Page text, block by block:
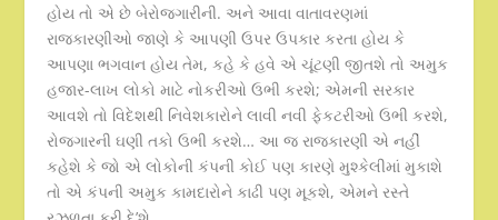
હોય તો એ છે બેરોજગારીની. અને આવા વાતાવરણમાં
રાજકારણીઓ જાણે કે આપણી ઉપર ઉપકાર કરતા હોય કે
આપણા ભગવાન હોય તેમ, કહે કે હવે એ ચૂંટણી જીતશે તો અમુક
હજાર-લાખ લોકો માટે નોકરીઓ ઉભી કરશે; એમની સરકાર
આવશે તો વિદેશથી નિવેશકારોને લાવી નવી ફેકટરીઓ ઉભી કરશે,
રોજગારની ઘણી તકો ઉભી કરશે… આ જ રાજકારણી એ નહીં
કહેશે કે જો એ લોકોની કંપની કોઈ પણ કારણે મુશ્કેલીમાં મુકાશે
તો એ કંપની અમુક કામદારોને કાઢી પણ મૂકશે, એમને રસ્તે